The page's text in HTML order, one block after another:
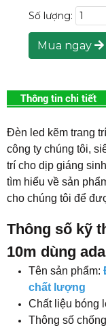
Số lượng:
Mua ngay
Thông tin chi tiết
Đèn led kẽm trang
công ty chúng tôi,
trí cho dịp giáng
tìm hiểu về sản
cho chúng tôi để
Thông số kỹ
10m dùng
Tên sản phẩm:
chất lượng
Chất liệu bóng
Thông số